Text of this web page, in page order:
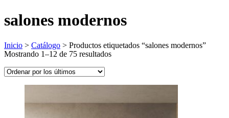
salones modernos
Inicio > Catálogo > Productos etiquetados “salones modernos”
Mostrando 1–12 de 75 resultadosOrdenado